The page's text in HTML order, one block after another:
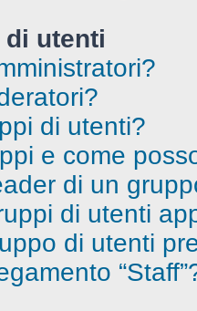
utenti
di utenti?
e come
di un
di utenti
di utenti